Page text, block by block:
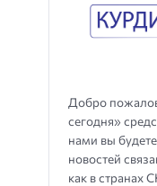
Добро
сегодня»
нами вы будете
новостей
как в странах